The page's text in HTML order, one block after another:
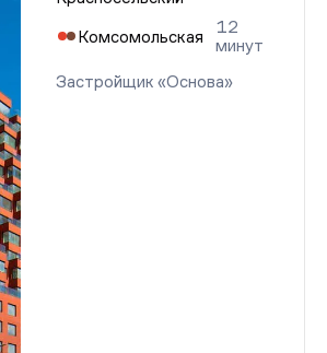
Комсомольская
12
минут
Застройщик «Основа»